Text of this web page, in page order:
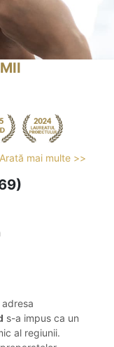
Arată mai multe >>
s-a impus ca un
al regiunii.